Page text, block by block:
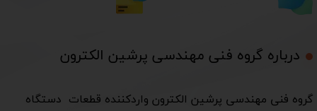
درباره گروه فنی مهندسی پرشین الکترون​​​​​​​
​گروه فنی مهندسی پرشین الکترون واردکننده قطعات دستگاه